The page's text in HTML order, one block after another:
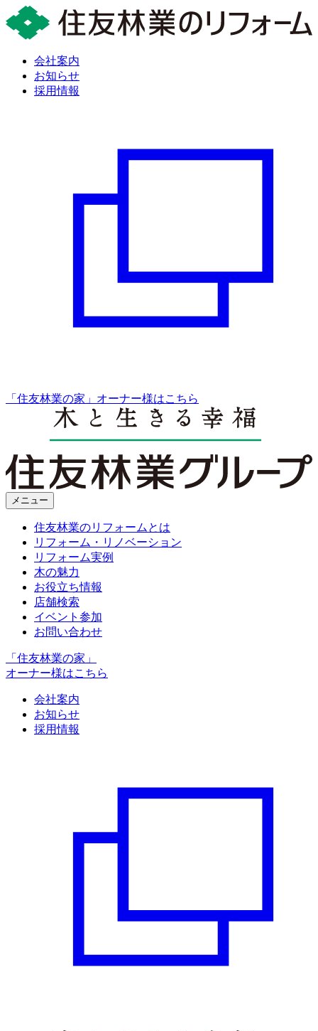
会社案内
お知らせ
採用情報
「住友林業の家」オーナー様はこちら
メニュー
住友林業のリフォームとは
リフォーム・リノベーション
リフォーム実例
木の魅力
お役立ち情報
店舗検索
イベント参加
お問い合わせ
「住友林業の家」
オーナー様はこちら
会社案内
お知らせ
採用情報